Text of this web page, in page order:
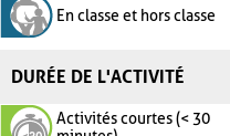
En classe et hors classe
DURÉE DE L'ACTIVITÉ
Activités courtes (< 30